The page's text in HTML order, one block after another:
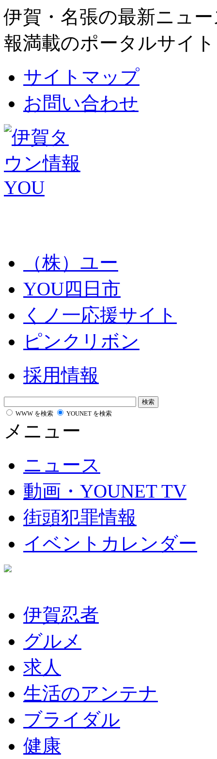
伊賀・名張の最新ニュ
報満載のポータルサイ
サイトマップ
お問い合わせ
（株）ユー
YOU四日市
くノ一応援サイト
ピンクリボン
採用情報
WWW を検索 YOUNET を検索
メニュー
ニュース
動画・YOUNET TV
街頭犯罪情報
イベントカレンダー
伊賀忍者
グルメ
求人
生活のアンテナ
ブライダル
健康